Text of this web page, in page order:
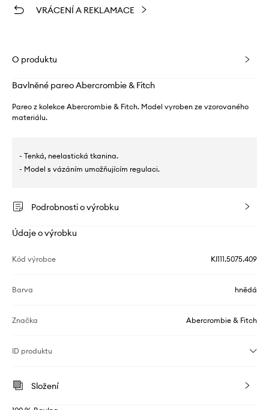
VRÁCENÍ A REKLAMACE
O produktu
Bavlněné pareo Abercrombie & Fitch
Pareo z kolekce Abercrombie & Fitch. Model vyroben ze vzorovaného
materiálu.
- Tenká, neelastická tkanina.
- Model s vázáním umožňujícím regulaci.
Podrobnosti o výrobku
Údaje o výrobku
Kód výrobce KI111.5075.409
Barva hnědá
Značka Abercrombie & Fitch
ID produktu
Složení